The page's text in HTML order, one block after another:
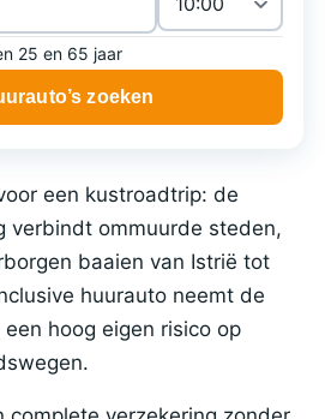
een kustroadtrip: de
verbindt ommuurde steden,
baaien van Istrië tot
huurauto neemt de
hoog eigen risico op
25 en 65 jaar
zoeken